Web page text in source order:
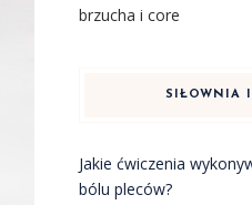
brzucha i core
SIŁOWNIA I
Jakie ćwiczenia
bólu pleców?